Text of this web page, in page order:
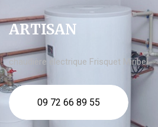
ARTISAN
chaudière électrique Frisquet Miribel
09 72 66 89 55